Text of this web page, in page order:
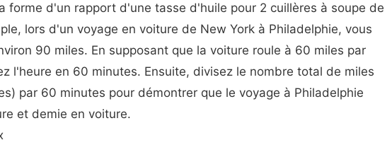
forme d'un rapport d'une tasse d'huile pour 2 cuillères à soupe de
lors d'un voyage en voiture de New York à Philadelphie, vous
90 miles. En supposant que la voiture roule à 60 miles par
l'heure en 60 minutes. Ensuite, divisez le nombre total de miles
par 60 minutes pour démontrer que le voyage à Philadelphie
et demie en voiture.